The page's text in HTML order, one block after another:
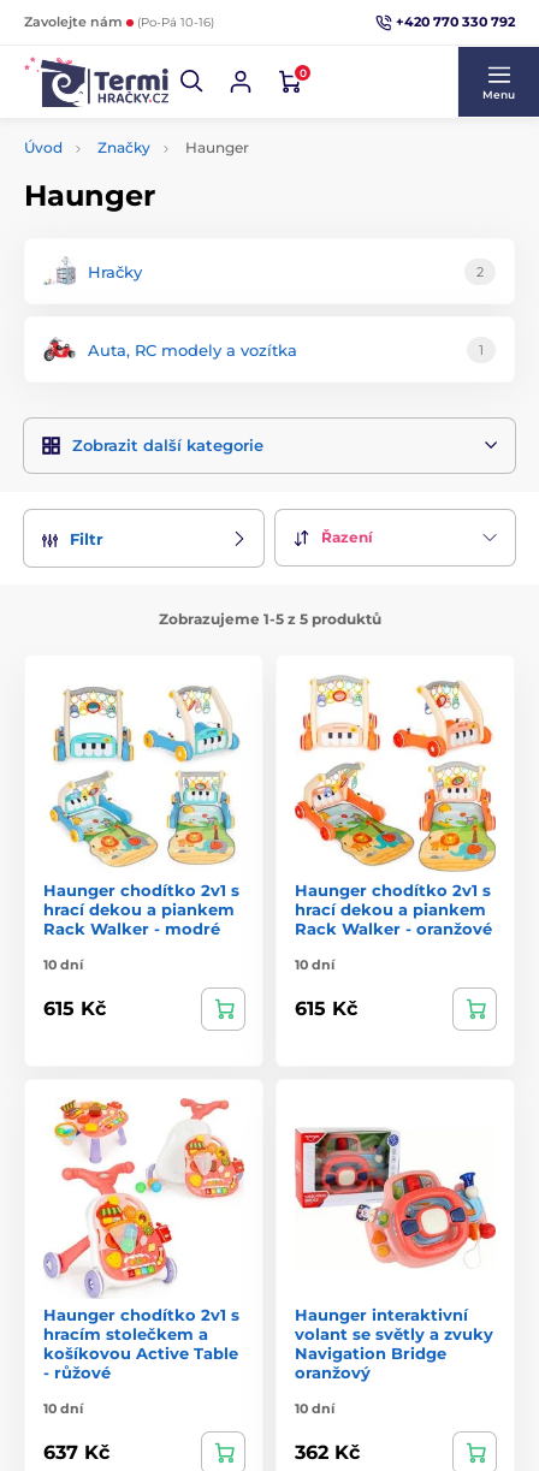
Zavolejte nám (Po-Pá 10-16) +420 770 330 792
0
Menu
Úvod Značky Haunger
Haunger
Hračky 2
Auta, RC modely a vozítka 1
Zobrazit další kategorie
Filtr Řazení
Zobrazujeme 1-5 z 5 produktů
Haunger chodítko 2v1 s
hrací dekou a piankem
Rack Walker - modré
10 dní
615 Kč
Haunger chodítko 2v1 s
hrací dekou a piankem
Rack Walker - oranžové
10 dní
615 Kč
Haunger chodítko 2v1 s
hracím stolečkem a
košíkovou Active Table
- růžové
10 dní
637 Kč
Haunger interaktivní
volant se světly a zvuky
Navigation Bridge
oranžový
10 dní
362 Kč